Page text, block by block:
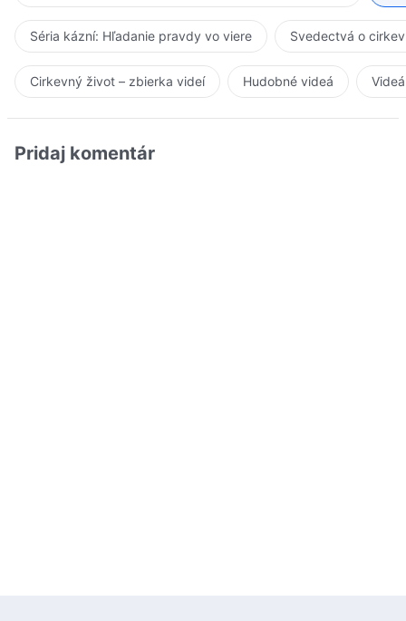
Séria kázní: Hľadanie pravdy vo viere Svedectvá o
Cirkevný život – zbierka videí Hudobné videá
Pridaj komentár